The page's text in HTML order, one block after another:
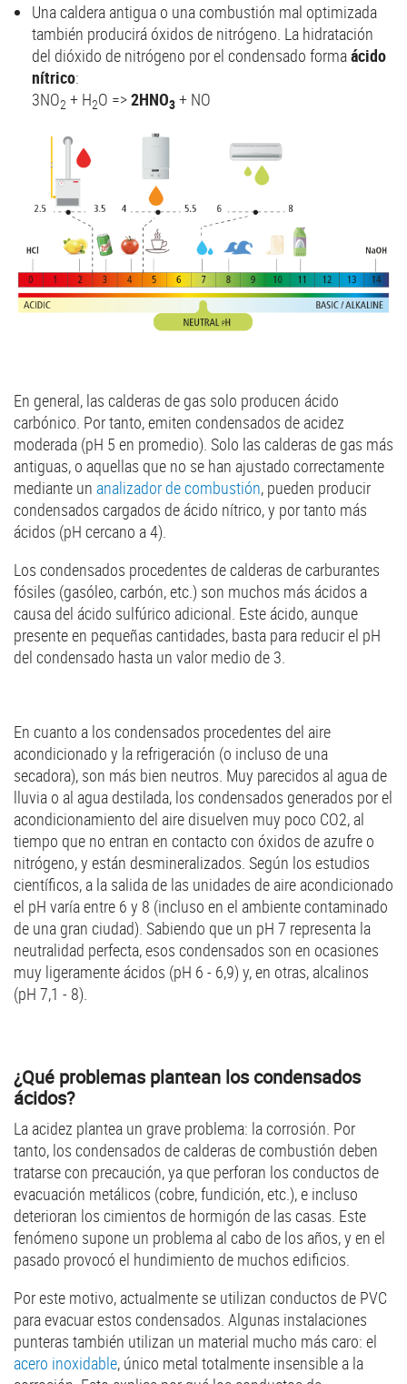
Una caldera antigua o una combustión mal optimizada
también producirá óxidos de nitrógeno. La hidratación
del dióxido de nitrógeno por el condensado formaácido
nítrico:
3NO2 + H2O =>2HNO3 + NO
En general, las calderas de gas solo producen ácido
carbónico. Por tanto, emiten condensados de acidez
moderada (pH 5 en promedio). Solo las calderas de gas más
antiguas, o aquellas que no se han ajustado correctamente
mediante un analizador de combustión, pueden producir
condensados cargados de ácido nítrico, y por tanto más
ácidos (pH cercano a 4).
Los condensados procedentes de calderas de carburantes
fósiles (gasóleo, carbón, etc.) son muchos más ácidos a
causa del ácido sulfúrico adicional. Este ácido, aunque
presente en pequeñas cantidades, basta para reducir el pH
del condensado hasta un valor medio de 3.
En cuanto a los condensados procedentes del aire
acondicionado y la refrigeración (o incluso de una
secadora), son más bien neutros. Muy parecidos al agua de
lluvia o al agua destilada, los condensados generados por el
acondicionamiento del aire disuelven muy poco CO2, al
tiempo que no entran en contacto con óxidos de azufre o
nitrógeno, y están desmineralizados. Según los estudios
científicos, a la salida de las unidades de aire acondicionado
el pH varía entre 6 y 8 (incluso en el ambiente contaminado
de una gran ciudad). Sabiendo que un pH 7 representa la
neutralidad perfecta, esos condensados son en ocasiones
muy ligeramente ácidos (pH 6 - 6,9) y, en otras, alcalinos
(pH 7,1 - 8).
¿Qué problemas plantean los condensados
ácidos?
La acidez plantea un grave problema: la corrosión. Por
tanto, los condensados de calderas de combustión deben
tratarse con precaución, ya que perforan los conductos de
evacuación metálicos (cobre, fundición, etc.), e incluso
deterioran los cimientos de hormigón de las casas. Este
fenómeno supone un problema al cabo de los años, y en el
pasado provocó el hundimiento de muchos edificios.
Por este motivo, actualmente se utilizan conductos de PVC
para evacuar estos condensados. Algunas instalaciones
punteras también utilizan un material mucho más caro: el
acero inoxidable, único metal totalmente insensible a la